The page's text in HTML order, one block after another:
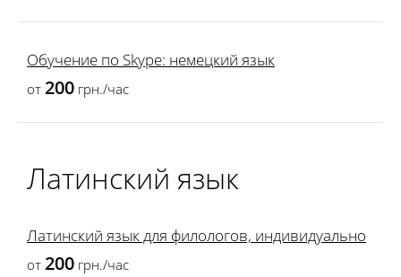
Обучение по Skype: немецкий язык
от 200 грн./час
Латинский язык
Латинский язык для филологов, индивидуально
от 200 грн./час